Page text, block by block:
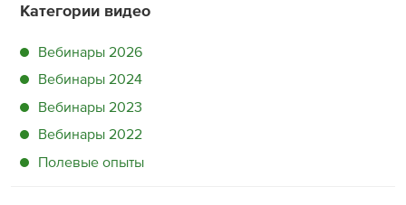
Категории видео
Вебинары 2026
Вебинары 2024
Вебинары 2023
Вебинары 2022
Полевые опыты